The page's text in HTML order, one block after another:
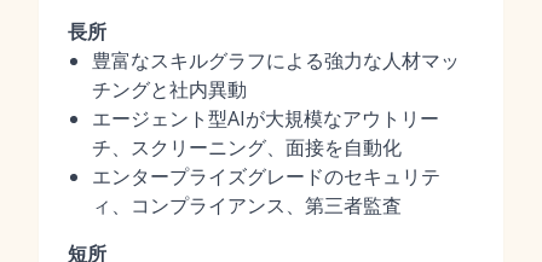
長所
豊富なスキルグラフによる強力な人材マッ
チングと社内異動
エージェント型AIが大規模なアウトリー
チ、スクリーニング、面接を自動化
エンタープライズグレードのセキュリテ
ィ、コンプライアンス、第三者監査
短所